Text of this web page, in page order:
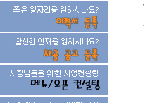
ㆍ
ㆍ